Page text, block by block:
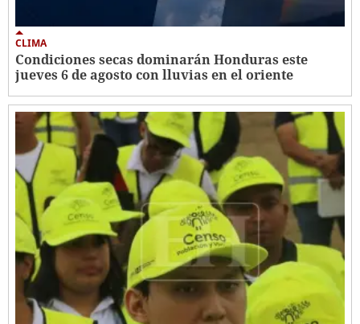
CLIMA
Condiciones secas dominarán Honduras este
jueves 6 de agosto con lluvias en el oriente